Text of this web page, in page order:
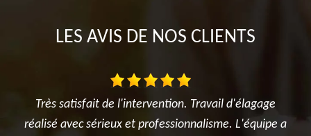
LES AVIS DE NOS CLIENTS
Travail d'élagage
L'équipe a
Je suis ravi des travaux réalisés
l'élagage du cerisier, l'entretien